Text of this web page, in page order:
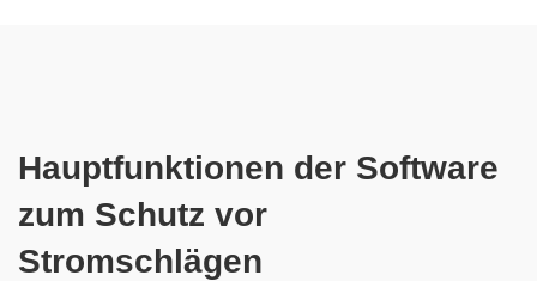
Hauptfunktionen der Software
zum Schutz vor
Stromschlägen